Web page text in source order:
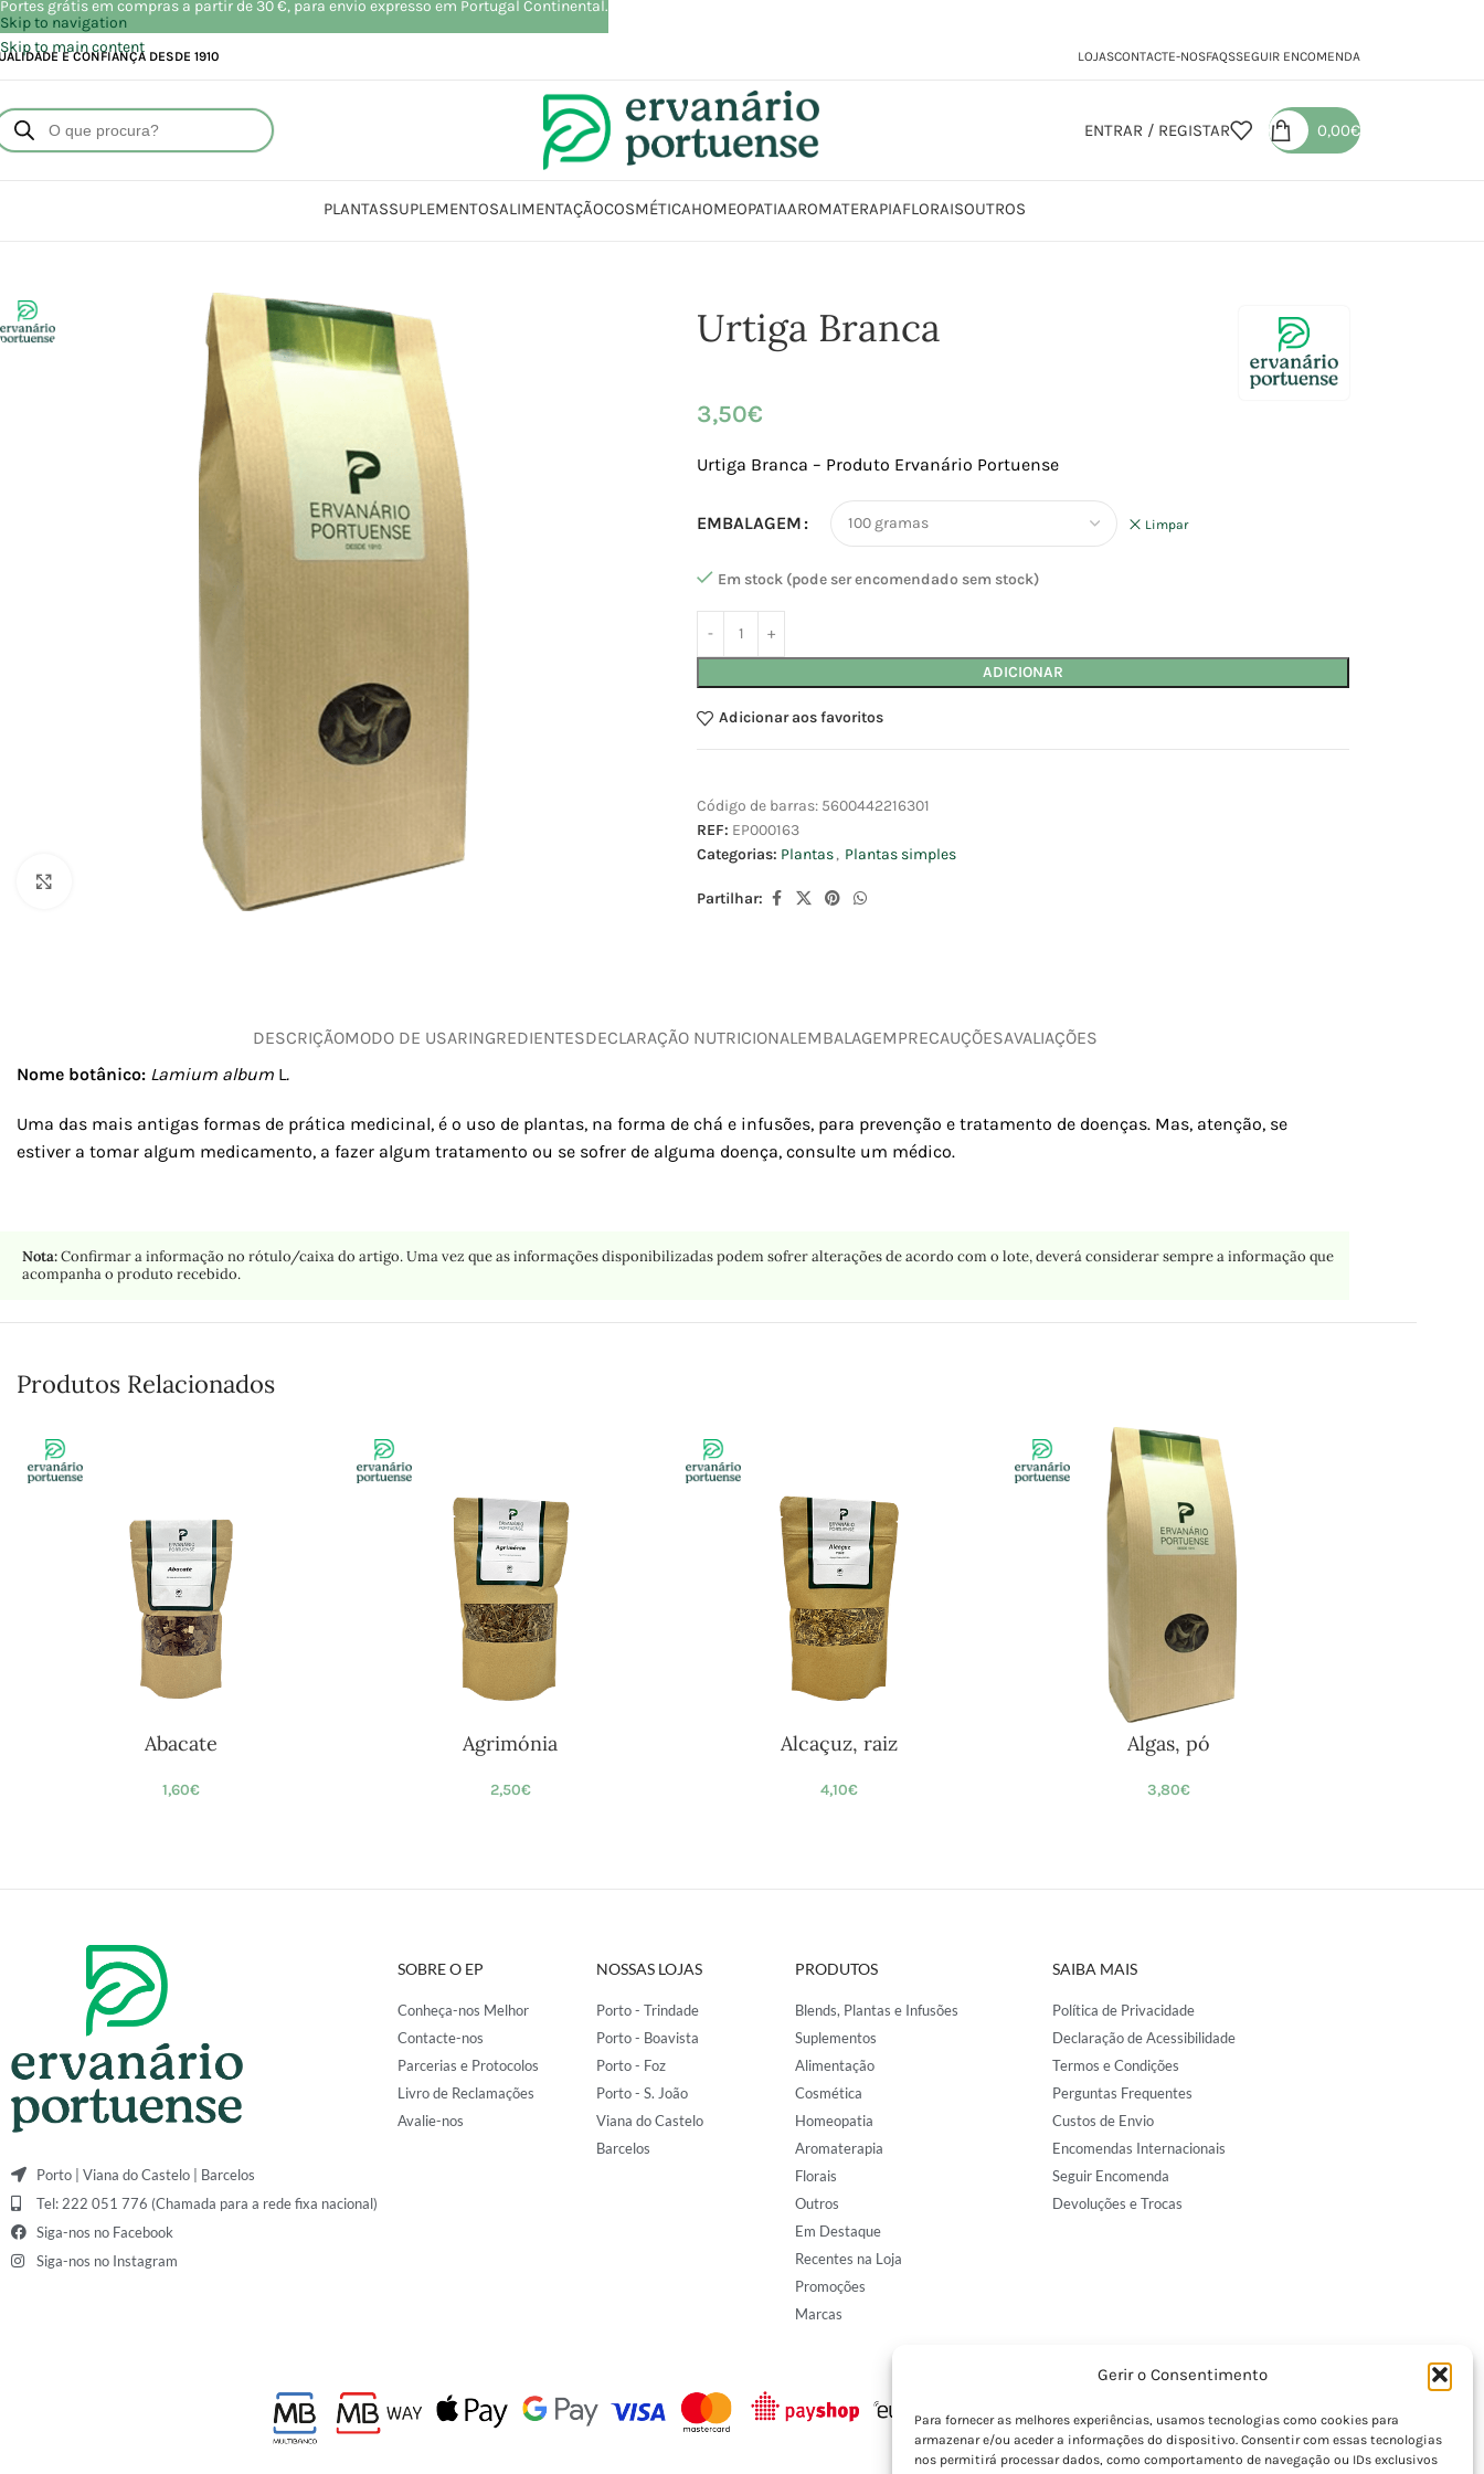
Gerir o Consentimento
Para fornecer as melhores experiências, usamos tecnologias como cookies para
armazenar e/ou aceder a informações do dispositivo. Consentir com essas tecnologias
nos permitirá processar dados, como comportamento de navegação ou IDs exclusivos
Skip to navigation
Skip to main content
E CONFIANÇA DESDE 1910 LOJASCONTACTE-NOSFAQSSEGUIR ENCOMENDA
ENTRAR / REGISTAR 0,00€
PLANTASSUPLEMENTOSALIMENTAÇÃOCOSMÉTICAHOMEOPATIAAROMATERAPIAFLORAISOUTROS
Urtiga Branca
3,50€
Urtiga Branca – Produto Ervanário Portuense
EMBALAGEM Limpar
Em stock (pode ser encomendado sem stock)
ADICIONAR
Adicionar aos favoritos
Código de barras: 5600442216301
REF: EP000163
Categorias: Plantas, Plantas simples
Partilhar:
DESCRIÇÃOMODO DE USARINGREDIENTESDECLARAÇÃO NUTRICIONAL EMBALAGEMPRECAUÇÕESAVALIAÇÕES
Nome botânico: Lamium album L.
Uma das mais antigas formas de prática medicinal, é o uso de plantas, na forma de chá e infusões, para prevenção e tratamento de doenças. Mas, atenção, se
estiver a tomar algum medicamento, a fazer algum tratamento ou se sofrer de alguma doença, consulte um médico.
Nota:Confirmar a informação no rótulo/caixa do artigo. Uma vez que as informações disponibilizadas podem sofrer alterações de acordo com o lote, deverá considerar sempre a informação que
acompanha o produto recebido.
Produtos Relacionados
Abacate
1,60€
Agrimónia
2,50€
Alcaçuz, raiz
4,10€
Algas, pó
3,80€
Porto | Viana do Castelo | Barcelos
Tel: 222 051 776 (Chamada para a rede fixa nacional)
Siga-nos no Facebook
Siga-nos no Instagram
SOBRE O EP
Conheça-nos Melhor
Contacte-nos
Parcerias e Protocolos
Livro de Reclamações
Avalie-nos
NOSSAS LOJAS
Porto - Trindade
Porto - Boavista
Porto - Foz
Porto - S. João
Viana do Castelo
Barcelos
PRODUTOS
Blends, Plantas e Infusões
Suplementos
Alimentação
Cosmética
Homeopatia
Aromaterapia
Florais
Outros
Em Destaque
Recentes na Loja
Promoções
Marcas
SAIBA MAIS
Política de Privacidade
Declaração de Acessibilidade
Termos e Condições
Perguntas Frequentes
Custos de Envio
Encomendas Internacionais
Seguir Encomenda
Devoluções e Trocas
Portes grátis em compras a partir de 30 €, para envio expresso em Portugal Continental.